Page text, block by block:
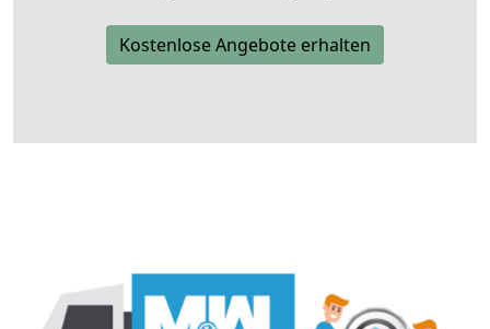
Kostenlose Angebote erhalten